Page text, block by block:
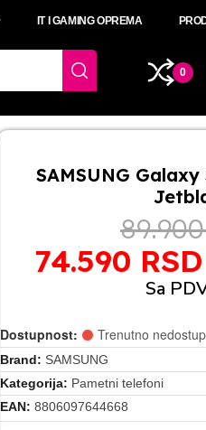
IT I GAMING OPREMA
0
SAMSUNG Galaxy
74.590 RSD
Sa
Dostupnost: Trenutno
Brand
SAMSUNG
Kategorija
Pametni telefoni
EAN 8806097644668